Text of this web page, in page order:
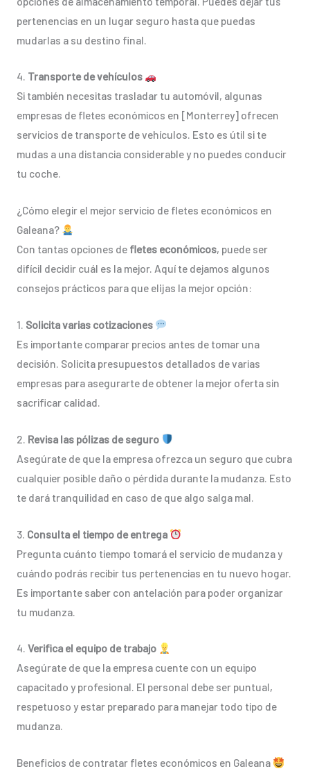
pertenencias en un lugar seguro hasta que puedas
mudarlas a su destino final.
4. Transporte de vehículos
Si también necesitas trasladar tu automóvil, algunas
empresas de fletes económicos en [Monterrey] ofrecen
servicios de transporte de vehículos. Esto es útil si te
mudas a una distancia considerable y no puedes conducir
tu coche.
¿Cómo elegir el mejor servicio de fletes económicos en
Galeana?
Con tantas opciones de fletes económicos, puede ser
difícil decidir cuál es la mejor. Aquí te dejamos algunos
consejos prácticos para que elijas la mejor opción:
1. Solicita varias cotizaciones
Es importante comparar precios antes de tomar una
decisión. Solicita presupuestos detallados de varias
empresas para asegurarte de obtener la mejor oferta sin
sacrificar calidad.
2. Revisa las pólizas de seguro
Asegúrate de que la empresa ofrezca un seguro que cubra
cualquier posible daño o pérdida durante la mudanza. Esto
te dará tranquilidad en caso de que algo salga mal.
3. Consulta el tiempo de entrega
Pregunta cuánto tiempo tomará el servicio de mudanza y
cuándo podrás recibir tus pertenencias en tu nuevo hogar.
Es importante saber con antelación para poder organizar
tu mudanza.
4. Verifica el equipo de trabajo
Asegúrate de que la empresa cuente con un equipo
capacitado y profesional. El personal debe ser puntual,
respetuoso y estar preparado para manejar todo tipo de
mudanza.
Beneficios de contratar fletes económicos en Galeana